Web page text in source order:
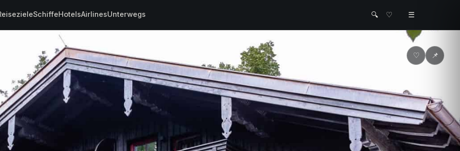
SchiffeHotelsAirlinesUnterwegs 🔍 ♡ ☰
♡ 📌